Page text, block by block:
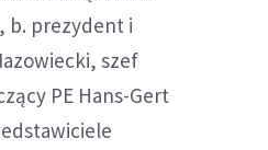
b. prezydent i
szef
PE Hans-Gert